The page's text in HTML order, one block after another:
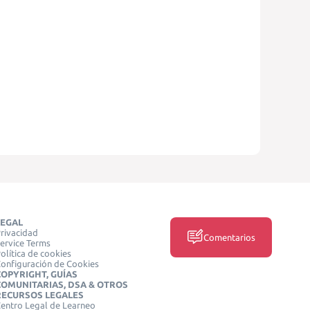
Terms
de cookies
de Cookies
GUÍAS
DSA & OTROS
LEGALES
Legal de Learneo
Comentarios